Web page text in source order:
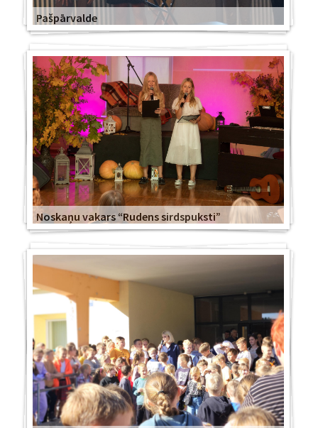
Pašpārvalde
Noskaņu vakars “Rudens sirdspuksti”